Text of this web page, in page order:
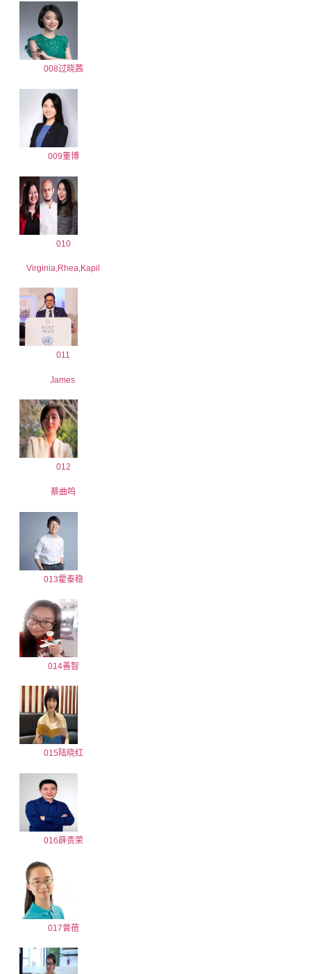
008过晓茜
009董博
010
Virginia,Rhea,Kapil
011
James
012
蔡曲鸣
013霍泰稳
014善智
015陆晓红
016薛贵荣
017曾蓓